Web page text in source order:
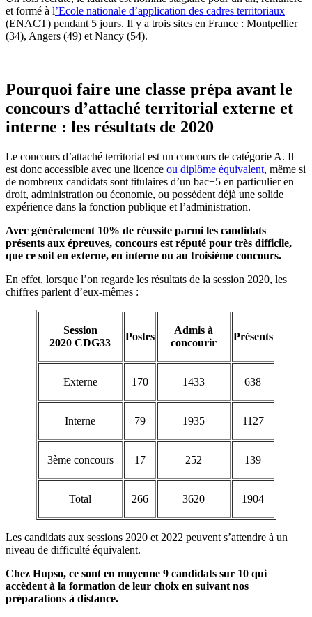
et formé à l’Ecole nationale d’application des cadres territoriaux
(ENACT) pendant 5 jours. Il y a trois sites en France : Montpellier
(34), Angers (49) et Nancy (54).
Pourquoi faire une classe prépa avant le
concours d’attaché territorial externe et
interne : les résultats de 2020
Le concours d’attaché territorial est un concours de catégorie A. Il
est donc accessible avec une licence ou diplôme équivalent, même si
de nombreux candidats sont titulaires d’un bac+5 en particulier en
droit, administration ou économie, ou possèdent déjà une solide
expérience dans la fonction publique et l’administration.
Avec généralement 10% de réussite parmi les candidats
présents aux épreuves, concours est réputé pour très difficile,
que ce soit en externe, en interne ou au troisième concours.
En effet, lorsque l’on regarde les résultats de la session 2020, les
chiffres parlent d’eux-mêmes :
Session
2020 CDG33
Postes
Admis à
concourir
Présents
Externe 170 1433 638
Interne 79 1935 1127
3ème concours 17 252 139
Total 266 3620 1904
Les candidats aux sessions 2020 et 2022 peuvent s’attendre à un
niveau de difficulté équivalent.
Chez Hupso, ce sont en moyenne 9 candidats sur 10 qui
accèdent à la formation de leur choix en suivant nos
préparations à distance.